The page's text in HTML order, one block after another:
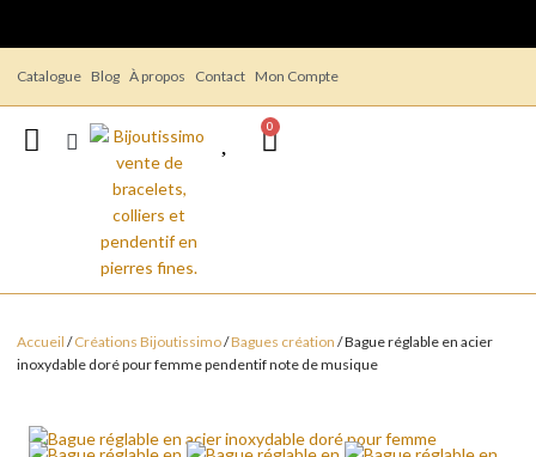
Catalogue Blog À propos Contact Mon Compte
0
Accueil /Créations Bijoutissimo/Bagues création / Bague réglable en acier
inoxydable doré pour femme pendentif note de musique